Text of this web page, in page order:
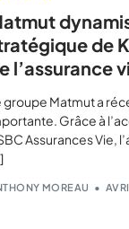
de
l’assurance
groupe Matmut a
Grâce à
Assurances Vie,
MOREAU